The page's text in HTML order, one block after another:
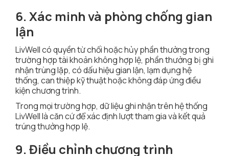
6. Xác minh và phòng chống gian
lận
LivWell có quyền từ chối hoặc hủy phần thưởng trong
trường hợp tài khoản không hợp lệ, phần thưởng bị ghi
nhận trùng lặp, có dấu hiệu gian lận, lạm dụng hệ
thống, can thiệp kỹ thuật hoặc không đáp ứng điều
kiện chương trình.
Trong mọi trường hợp, dữ liệu ghi nhận trên hệ thống
LivWell là căn cứ để xác định lượt tham gia và kết quả
trúng thưởng hợp lệ.
9. Điều chỉnh chương trình